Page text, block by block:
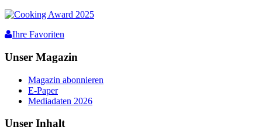
Ihre Favoriten
Unser Magazin
Magazin abonnieren
E-Paper
Mediadaten 2026
Unser Inhalt